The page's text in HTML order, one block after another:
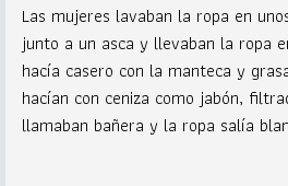
Las mujeres lavaban la ropa en
junto a un asca y llevaban la ropa
hacía casero con la manteca y
hacían con ceniza como jabón,
llamaban bañera y la ropa salía